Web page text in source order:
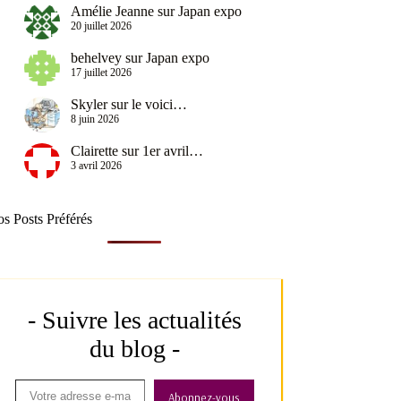
Amélie Jeanne surJapan expo
20 juillet 2026
behelvey surJapan expo
17 juillet 2026
Skylersurle voici…
8 juin 2026
Clairette sur 1er avril…
3 avril 2026
Posts Préférés
- Suivre les actualités
du blog -
Abonnez-vous